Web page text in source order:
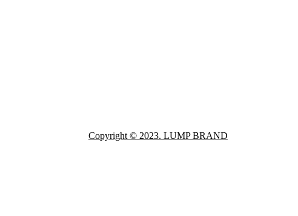
Copyright © 2023. LUMP BRAND